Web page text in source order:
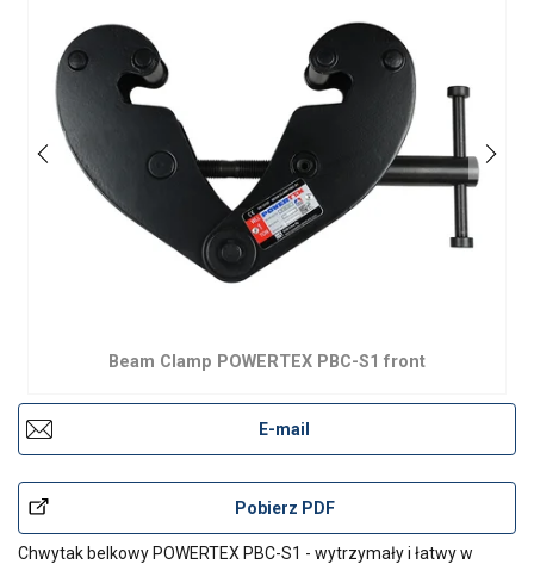
Beam Clamp POWERTEX PBC-S1 front
E-mail
Pobierz PDF
Chwytak belkowy POWERTEX PBC-S1 - wytrzymały i łatwy w